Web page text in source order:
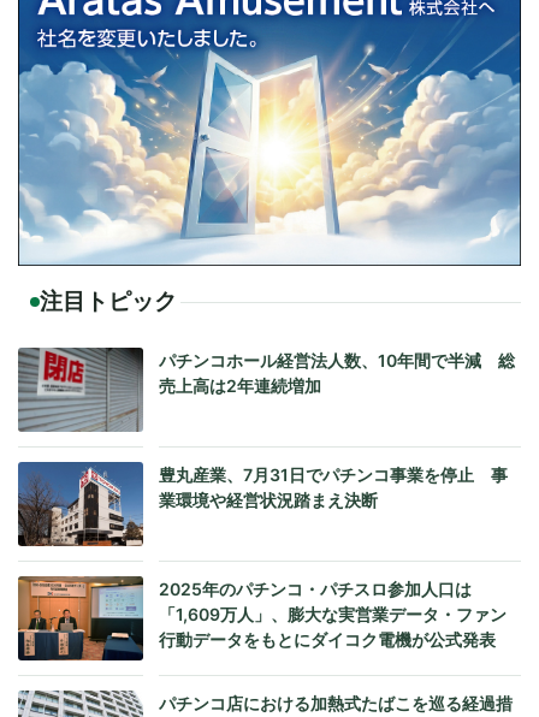
注目トピック
パチンコホール経営法人数、10年間で半減 総
売上高は2年連続増加
豊丸産業、7月31日でパチンコ事業を停止 事
業環境や経営状況踏まえ決断
2025年のパチンコ・パチスロ参加人口は
「1,609万人」、膨大な実営業データ・ファン
行動データをもとにダイコク電機が公式発表
パチンコ店における加熱式たばこを巡る経過措